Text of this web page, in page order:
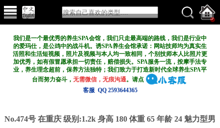
我们是一个最优秀的养生SPA会馆，我们只走最高端的路线，我们是行业中
的爱玛仕，是公鸡中的战斗机。诱SPA养生会馆承诺：网站技师均为真实生
活照和生活短视频，照片及视频与本人均一致相同，个别技师本人比照片更
加优秀，如有假冒愿承担一切责任，赔偿损失。SPA服务一流，按摩手法专
业，养生理念超前，保养方法独特；我们致力于打造新时代全球养生SPA平
台而努力奋斗，无需微信，无痕沟通。请点
客服 QQ 2593644365
No.474号 在重庆 级别:1.2k 身高 180 体重 65 年龄 24 魅力型男